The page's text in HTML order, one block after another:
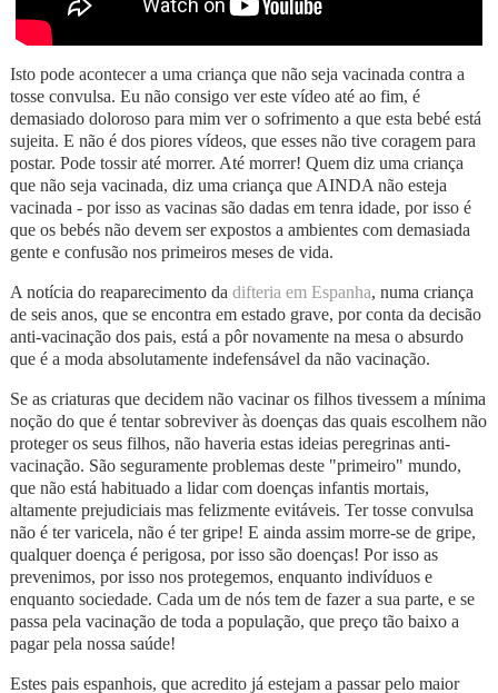
Isto pode acontecer a uma criança que não seja vacinada contra a
tosse convulsa. Eu não consigo ver este vídeo até ao fim, é
demasiado doloroso para mim ver o sofrimento a que esta bebé está
sujeita. E não é dos piores vídeos, que esses não tive coragem para
postar. Pode tossir até morrer. Até morrer! Quem diz uma criança
que não seja vacinada, diz uma criança que AINDA não esteja
vacinada - por isso as vacinas são dadas em tenra idade, por isso é
que os bebés não devem ser expostos a ambientes com demasiada
gente e confusão nos primeiros meses de vida.
A notícia do reaparecimento da difteria em Espanha, numa criança
de seis anos, que se encontra em estado grave, por conta da decisão
anti-vacinação dos pais, está a pôr novamente na mesa o absurdo
que é a moda absolutamente indefensável da não vacinação.
Se as criaturas que decidem não vacinar os filhos tivessem a mínima
noção do que é tentar sobreviver às doenças das quais escolhem não
proteger os seus filhos, não haveria estas ideias peregrinas anti-
vacinação. São seguramente problemas deste "primeiro" mundo,
que não está habituado a lidar com doenças infantis mortais,
altamente prejudiciais mas felizmente evitáveis. Ter tosse convulsa
não é ter varicela, não é ter gripe! E ainda assim morre-se de gripe,
qualquer doença é perigosa, por isso são doenças! Por isso as
prevenimos, por isso nos protegemos, enquanto indivíduos e
enquanto sociedade. Cada um de nós tem de fazer a sua parte, e se
passa pela vacinação de toda a população, que preço tão baixo a
pagar pela nossa saúde!
Estes pais espanhois, que acredito já estejam a passar pelo maior